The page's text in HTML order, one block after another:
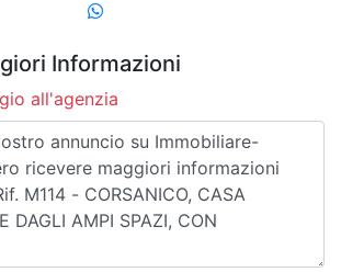
Informazioni
all'agenzia